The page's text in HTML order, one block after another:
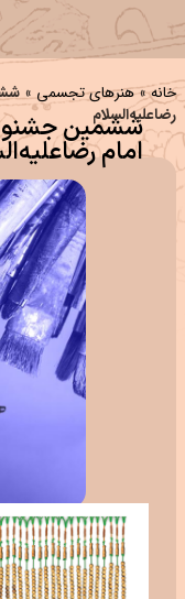
خانه»هنرهای تجسمی »
رضاعلیه‌السلام
ششمین
امام